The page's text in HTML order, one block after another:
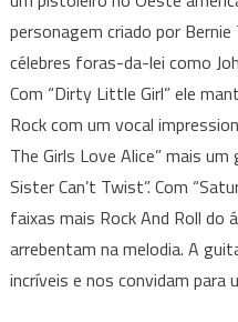
personagem criado por
célebres foras-da-lei como
Com “Dirty Little Girl” ele
Rock com um vocal
The Girls Love Alice” mais um
Sister Can’t Twist”. Com
faixas mais Rock And Roll do
arrebentam na melodia. A
incríveis e nos convidam para